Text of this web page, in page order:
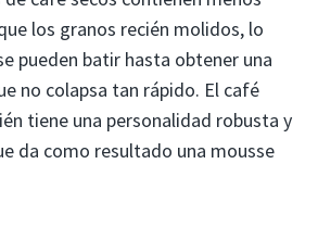
los granos recién molidos, lo
pueden batir hasta obtener una
no colapsa tan rápido. El café
tiene una personalidad robusta y
da como resultado una mousse